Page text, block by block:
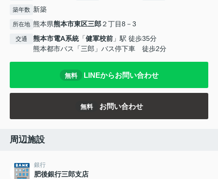
築年数 新築
所在地 熊本県熊本市東区三郎２丁目8－3
交通 熊本市電A系統「健軍校前 」駅 徒歩35分
熊本都市バス「三郎」バス停下車 徒歩2分
無料 LINEからお問い合わせ
無料 お問い合わせ
周辺施設
銀行
肥後銀行三郎支店